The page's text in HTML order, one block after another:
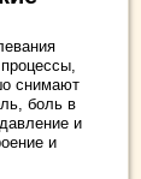
снимают
боль в
и
и